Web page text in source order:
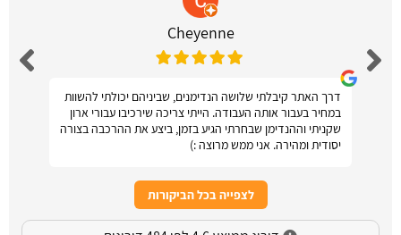
Cheyenne
דרך האתר קיבלתי שלושה הנדימנים, שביניהם יכולתי להשוות
במחיר בעבור אותה העבודה. הייתי צריכה שירכיבו עבורי ארון
שקניתי וההנדימן שבחרתי הגיע בזמן, ביצע את ההרכבה בצורה
יסודית ומהירה. אני ממש מרוצה :)
לצפייה בכל הביקורות